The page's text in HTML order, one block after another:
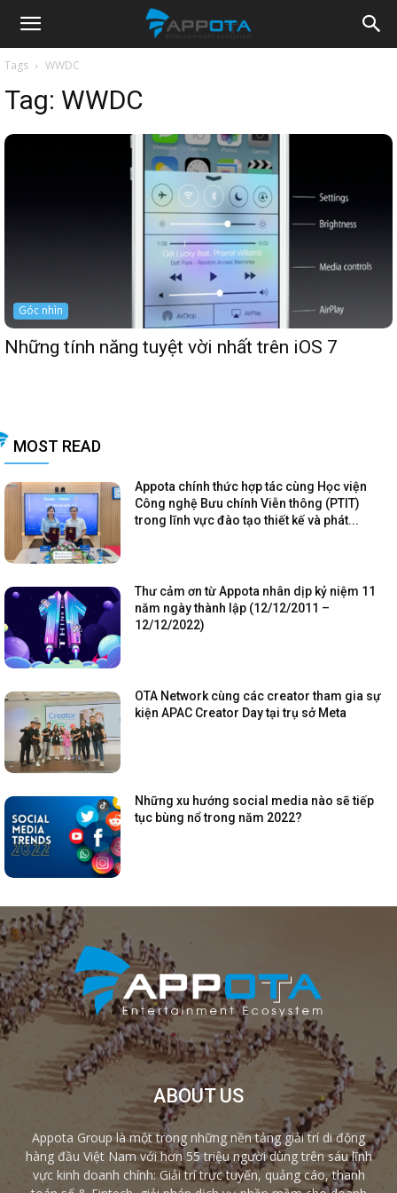
Appota
News
Tags WWDC
Tag: WWDC
Góc nhìn
Những tính năng tuyệt vời nhất trên iOS 7
MOST READ
Appota chính thức hợp tác cùng Học viện
Công nghệ Bưu chính Viễn thông (PTIT)
trong lĩnh vực đào tạo thiết kế và phát...
Thư cảm ơn từ Appota nhân dịp kỷ niệm 11
năm ngày thành lập (12/12/2011 –
12/12/2022)
OTA Network cùng các creator tham gia sự
kiện APAC Creator Day tại trụ sở Meta
Những xu hướng social media nào sẽ tiếp
tục bùng nổ trong năm 2022?
ABOUT US
Appota Group là một trong những nền tảng giải trí di động
hàng đầu Việt Nam với hơn 55 triệu người dùng trên sáu lĩnh
vực kinh doanh chính: Giải trí trực tuyến, quảng cáo, thanh